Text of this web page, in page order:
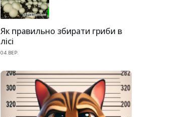
Як правильно збирати гриби в
лісі
04.ВЕР.